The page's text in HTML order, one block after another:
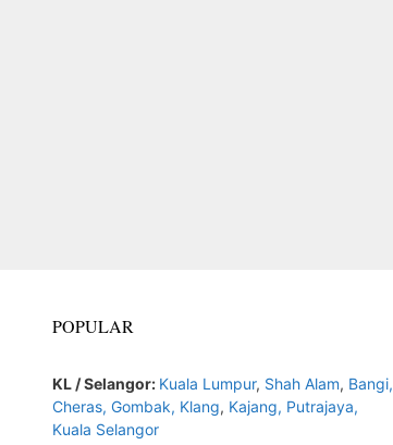
POPULAR
KL / Selangor: Kuala Lumpur, Shah Alam, Bangi,
Cheras, Gombak, Klang, Kajang, Putrajaya,
Kuala Selangor